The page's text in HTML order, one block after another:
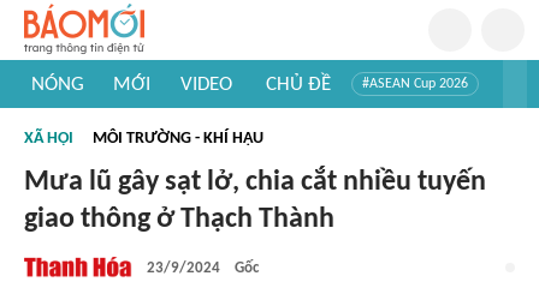
NÓNG MỚI VIDEO CHỦ ĐỀ #ASEAN Cup 2026
#Khám phá thế giới
XÃ HỘI MÔI TRƯỜNG - KHÍ HẬU
Mưa lũ gây sạt lở, chia cắt nhiều tuyến
giao thông ở Thạch Thành
23/9/2024 Gốc